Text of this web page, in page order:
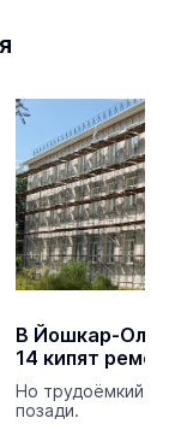
В Йошкар-Оле
14 кипят
Но трудоёмкий
позади.